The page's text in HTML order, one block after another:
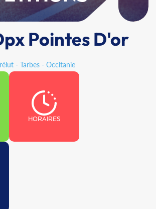
Pointes D'or
- Tarbes - Occitanie
HORAIRES